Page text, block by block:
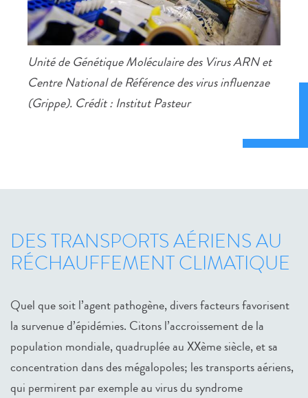
Unité de Génétique Moléculaire des Virus ARN et
Centre National de Référence des virus influenzae
(Grippe). Crédit : Institut Pasteur
DES TRANSPORTS AÉRIENS AU
RÉCHAUFFEMENT CLIMATIQUE
Quel que soit l’agent pathogène, divers facteurs favorisent
la survenue d’épidémies. Citons l’accroissement de la
population mondiale, quadruplée au XXème siècle, et sa
concentration dans des mégalopoles; les transports aériens,
qui permirent par exemple au virus du syndrome